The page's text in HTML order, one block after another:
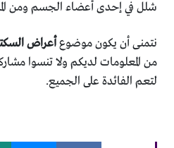
شلل في إحدى أعضاء الجسم ومن
نتمنى أن يكون موضوعأعراض
من المعلومات لديكم ولا تنسوا
لتعم الفائدة على الجميع.